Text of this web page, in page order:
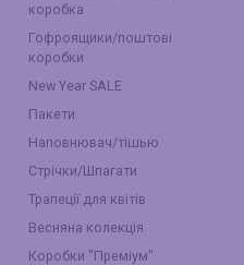
коробка
Гофроящики/поштові
коробки
New Year SALE
Пакети
Наповнювач/тішью
Стрічки/Шпагати
Трапеції для квітів
Весняна колекція
Коробки "Преміум"